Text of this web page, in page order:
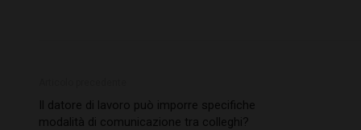
Il datore di lavoro può imporre specifiche
modalità di comunicazione tra colleghi?